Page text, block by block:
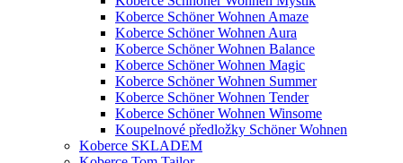
Koberce Schöner Wohnen Amaze
Koberce Schöner Wohnen Aura
Koberce Schöner Wohnen Balance
Koberce Schöner Wohnen Magic
Koberce Schöner Wohnen Summer
Koberce Schöner Wohnen Tender
Koberce Schöner Wohnen Winsome
Koupelnové předložky Schöner Wohnen
Koberce SKLADEM